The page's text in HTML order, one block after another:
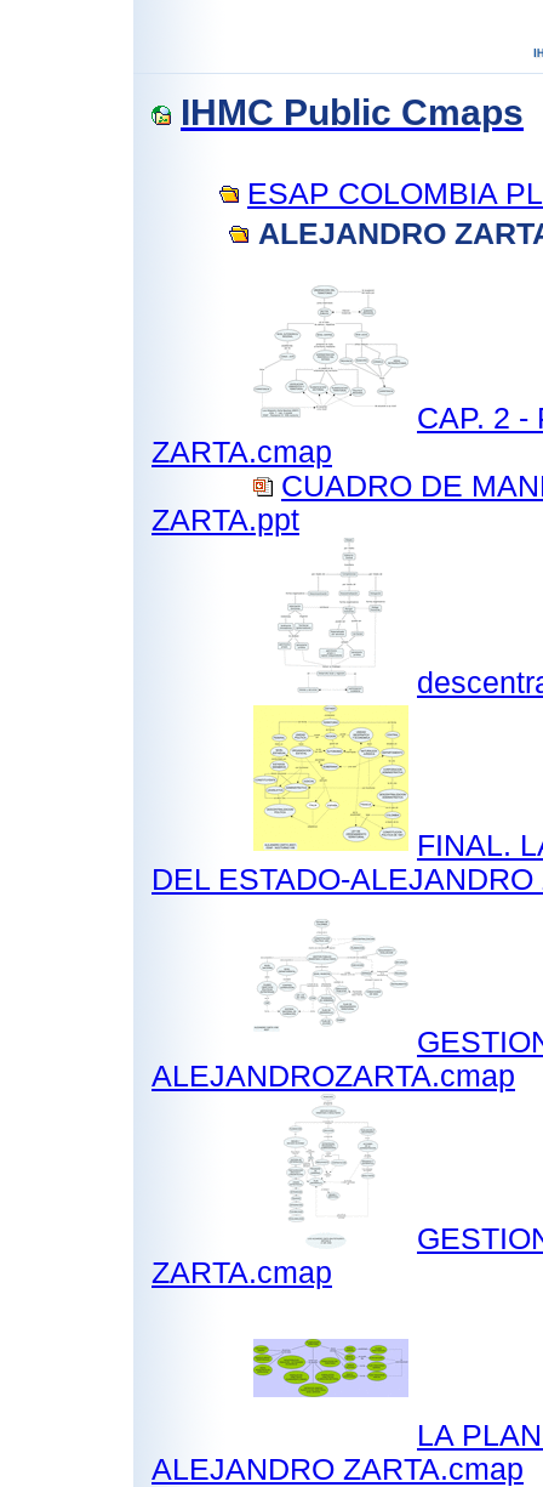
IHMC Public Cmaps
ESAP COLOMBIA
ALEJANDRO
CAP. 2 -
ZARTA.cmap
CUADRO DE
ZARTA.ppt
FINAL.
DEL ESTADO-
ALEJANDROZARTA.cmap
ZARTA.cmap
LA
ALEJANDRO ZARTA.cmap